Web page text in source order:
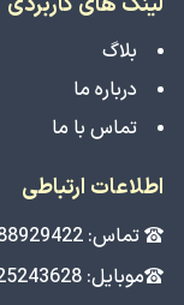
بلاگ
درباره ما
تماس با ما
اطلاعات ارتباطی
تماس: 88929422-021
موبایل: 09125243628